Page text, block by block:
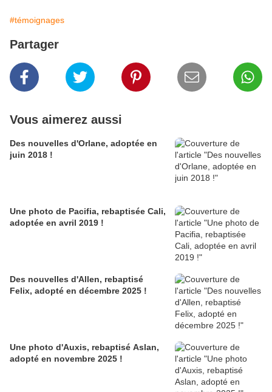
#témoignages
Partager
Vous aimerez aussi
Des nouvelles d'Orlane, adoptée en
juin 2018 !
Une photo de Pacifia, rebaptisée Cali,
adoptée en avril 2019 !
Des nouvelles d'Allen, rebaptisé
Felix, adopté en décembre 2025 !
Une photo d'Auxis, rebaptisé Aslan,
adopté en novembre 2025 !